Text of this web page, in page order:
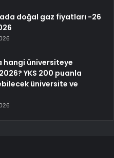
doğal gaz fiyatları -26
hangi üniversiteye
YKS 200 puanla
üniversite ve